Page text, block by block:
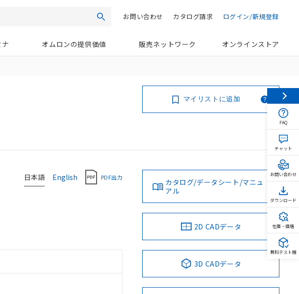
検索 ログイン/新規登録
カタログ請求
お問い合わせ
オムロンの提供価値 販売ネットワーク オンラインストア
マイリストに追加
日本語 English PDF出力
カタログ/データシート/マニュ
アル
2D CADデータ
3D CADデータ
FAQ
チャット
お問い合わせ
ダウンロード
在庫・価格
無料テスト機